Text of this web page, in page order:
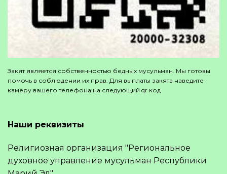
Закят является собственностью бедных мусульман. Мы готовы
помочь в соблюдении их прав. Для выплаты закята наведите
камеру вашего телефона на следующий qr код
Наши реквизиты
Религиозная организация "Региональное
духовное управление мусульман Республики